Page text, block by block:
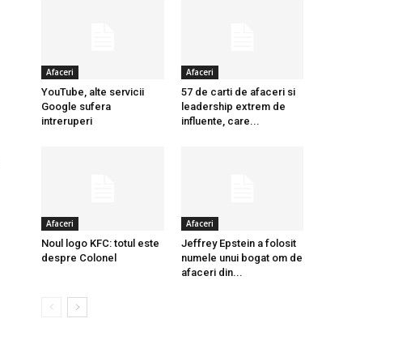
Afaceri
YouTube, alte servicii
Google sufera
intreruperi
Afaceri
57 de carti de afaceri si
leadership extrem de
influente, care...
Afaceri
Noul logo KFC: totul este
despre Colonel
Afaceri
Jeffrey Epstein a folosit
numele unui bogat om de
afaceri din...